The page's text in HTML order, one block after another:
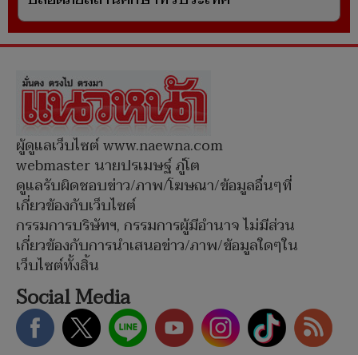
ผู้ดูแลเว็บไซต์ www.naewna.com
webmaster นายปรเมษฐ์ ภู่โต
ดูแลรับผิดชอบข่าว/ภาพ/โฆษณา/ข้อมูลอื่นๆที่
เกี่ยวข้องกับเว็บไซต์
กรรมการบริษัทฯ, กรรมการผู้มีอำนาจ ไม่มีส่วน
เกี่ยวข้องกับการนำเสนอข่าว/ภาพ/ข้อมูลใดๆใน
เว็บไซต์ทั้งสิ้น
Social Media